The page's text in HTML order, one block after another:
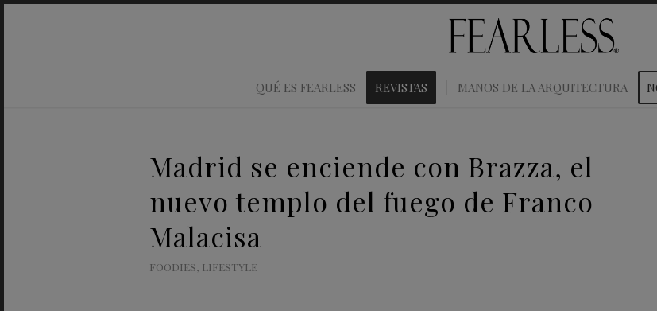
QUÉ ES FEARLESS REVISTAS MANOS DE LA ARQUITECTURA
Madrid se enciende con Brazza, el
nuevo templo del fuego de Franco
Malacisa
FOODIES, LIFESTYLE